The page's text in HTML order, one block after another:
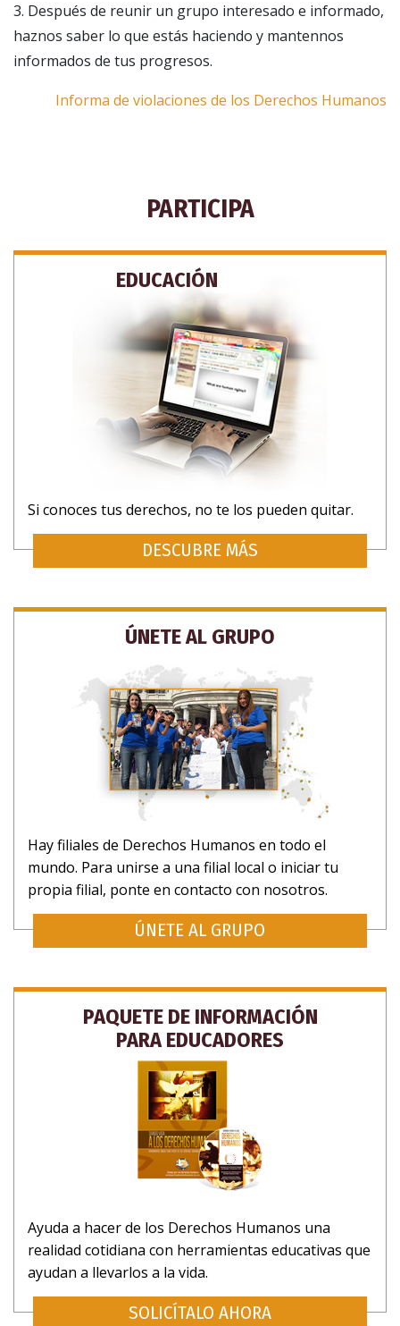
3. Después de reunir un grupo interesado e informado,
haznos saber lo que estás haciendo y mantennos
informados de tus progresos.
Informa de violaciones de los Derechos Humanos
PARTICIPA
EDUCACIÓN
Si conoces tus derechos, no te los pueden quitar.
DESCUBRE MÁS
ÚNETE AL GRUPO
Hay filiales de Derechos Humanos en todo el
mundo. Para unirse a una filial local o iniciar tu
propia filial, ponte en contacto con nosotros.
ÚNETE AL GRUPO
PAQUETE DE INFORMACIÓN
PARA EDUCADORES
Ayuda a hacer de los Derechos Humanos una
realidad cotidiana con herramientas educativas que
ayudan a llevarlos a la vida.
SOLICÍTALO AHORA